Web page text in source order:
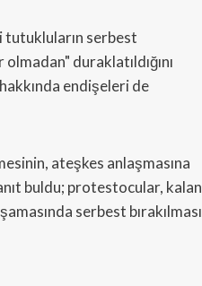
tutukluların serbest
duraklatıldığını
endişeleri de
ateşkes anlaşmasına
buldu; protestocular, kalan
serbest bırakılması